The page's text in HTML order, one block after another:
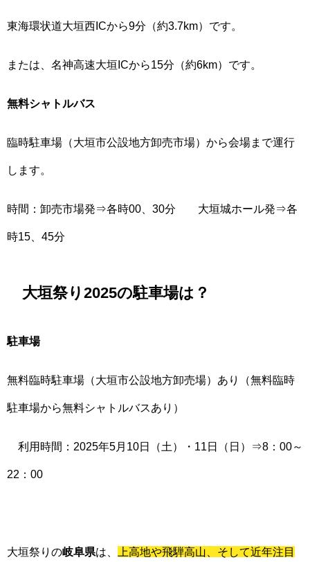
東海環状道大垣西ICから9分（約3.7km）です。
または、名神高速大垣ICから15分（約6km）です。
無料シャトルバス
臨時駐車場（大垣市公設地方卸売市場）から会場まで運行
します。
時間：卸売市場発⇒各時00、30分 大垣城ホール発⇒各
時15、45分
大垣祭り2025の駐車場は？
駐車場
無料臨時駐車場（大垣市公設地方卸売場）あり（無料臨時
駐車場から無料シャトルバスあり）
利用時間：2025年5月10日（土）・11日（日）⇒8：00～
22：00
大垣祭りの岐阜県は、 上高地や飛騨高山、そして近年注目